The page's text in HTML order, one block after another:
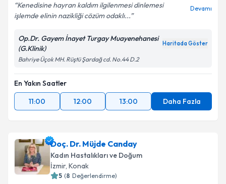
Kenedisine hayran kaldım ilgilenmesi dinlemesi
işlemde elinin nazikliği cözüm odaklı...
Devamı
Op.Dr. Gayem İnayet Turgay Muayenehanesi
(G.Klinik)
Haritada Göster
Bahriye Üçok MH. Rüştü Şardağ cd. No.44 D.2
En Yakın Saatler
11:00
12:00 13:00 Daha Fazla
Doç. Dr. Müjde Canday
Kadın Hastalıkları ve Doğum
İzmir, Konak
5 (8 Değerlendirme)